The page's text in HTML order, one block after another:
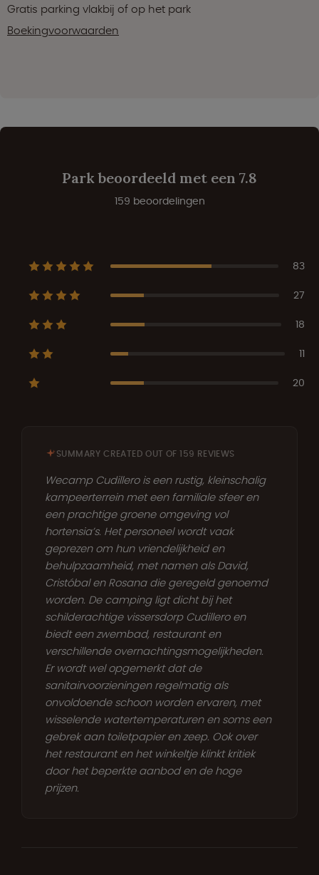
Gratis parking vlakbij of op het park
Boekingvoorwaarden
Park beoordeeld met een 7.8
159 beoordelingen
83
27
18
11
20
SUMMARY CREATED OUT OF 159 REVIEWS
Wecamp Cudillero is een rustig, kleinschalig
kampeerterrein met een familiale sfeer en
een prachtige groene omgeving vol
hortensia’s. Het personeel wordt vaak
geprezen om hun vriendelijkheid en
behulpzaamheid, met namen als David,
Cristóbal en Rosana die geregeld genoemd
worden. De camping ligt dicht bij het
schilderachtige vissersdorp Cudillero en
biedt een zwembad, restaurant en
verschillende overnachtingsmogelijkheden.
Er wordt wel opgemerkt dat de
sanitairvoorzieningen regelmatig als
onvoldoende schoon worden ervaren, met
wisselende watertemperaturen en soms een
gebrek aan toiletpapier en zeep. Ook over
het restaurant en het winkeltje klinkt kritiek
door het beperkte aanbod en de hoge
prijzen.